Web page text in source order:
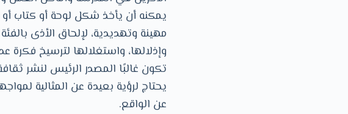
يمكنه أن يأخذ شكل لوحة أو كتاب
مهينة وتهديدية، لإلحاق الأذى
وإذلالها، واستغلالها لترسيخ فكرة
تكون غالبًا المصدر الرئيس لنشر
يحتاج لرؤية بعيدة عن المثالية
عن الواقع.